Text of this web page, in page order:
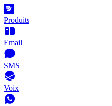
Produits
Email
SMS
Voix